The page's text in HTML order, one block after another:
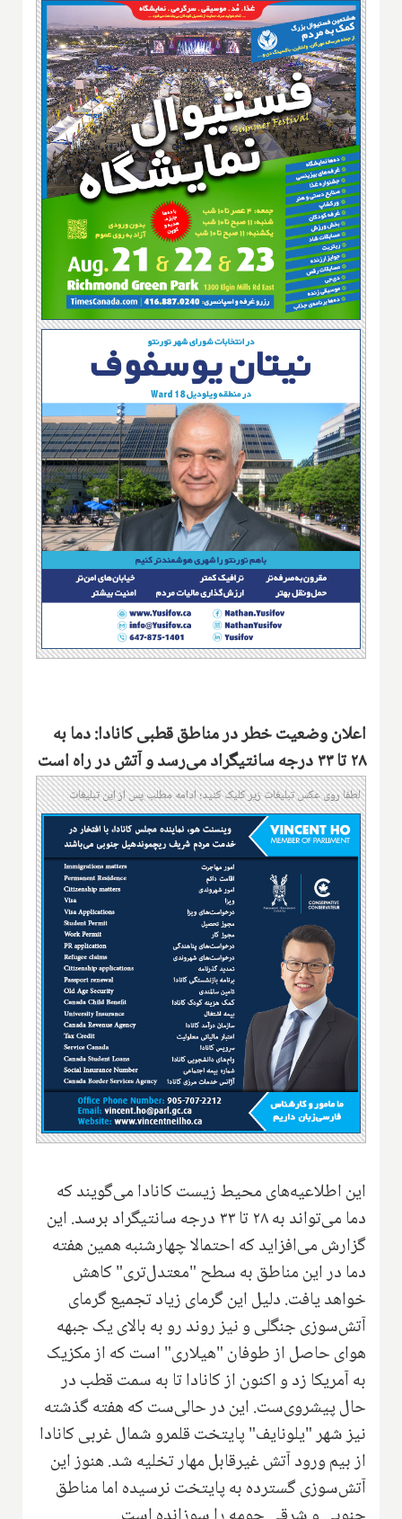
اعلان وضعیت خطر در مناطق قطبی کانادا: دما به
۲۸ تا ۳۳ درجه سانتیگراد می‌رسد و آتش در راه است
لطفا روی عکس تبلیغات زیر کلیک کنید؛ ادامه مطلب پس از این تبلیغات
این اطلاعیه‌های محیط زیست کانادا می‌گویند که
دما می‌تواند به ۲۸ تا ۳۳ درجه سانتیگراد برسد. این
گزارش می‌افزاید که احتمالا چهارشنبه همین هفته
دما در این مناطق به سطح "معتدل‌تری" کاهش
خواهد یافت. دلیل این گرمای زیاد تجمیع گرمای
آتش‌سوزی جنگلی و نیز روند رو به بالای یک جبهه
هوای حاصل از طوفان "هیلاری" است که از مکزیک
به آمریکا زد و اکنون از کانادا تا به سمت قطب در
حال پیشروی‌ست. این در حالی‌ست که هفته گذشته
نیز شهر "یلونایف" پایتخت قلمرو شمال غربی کانادا
از بیم ورود آتش غیرقابل مهار تخلیه شد. هنوز این
آتش‌سوزی گسترده به پایتخت نرسیده اما مناطق